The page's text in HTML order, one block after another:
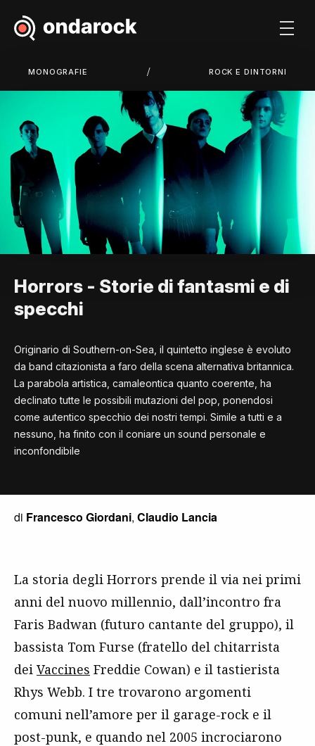
MONOGRAFIE / ROCK E DINTORNI
Horrors - Storie di fantasmi e di
specchi
Originario di Southern-on-Sea, il quintetto inglese è evoluto
da band citazionista a faro della scena alternativa britannica.
La parabola artistica, camaleontica quanto coerente, ha
declinato tutte le possibili mutazioni del pop, ponendosi
come autentico specchio dei nostri tempi. Simile a tutti e a
nessuno, ha finito con il coniare un sound personale e
inconfondibile
di Francesco Giordani, Claudio Lancia
La storia degli Horrors prende il via nei primi
anni del nuovo millennio, dall’incontro fra
Faris Badwan (futuro cantante del gruppo), il
bassista Tom Furse (fratello del chitarrista
dei Vaccines Freddie Cowan) e il tastierista
Rhys Webb. I tre trovarono argomenti
comuni nell’amore per il garage-rock e il
post-punk, e quando nel 2005 incrociarono